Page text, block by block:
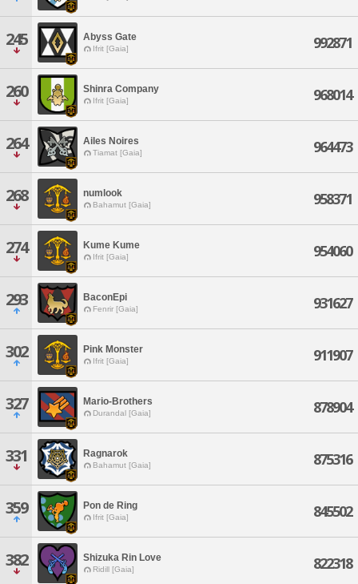
245 Abyss Gate
Ifrit [Gaia] 992871
260 Shinra Company
Ifrit [Gaia] 968014
264 Ailes Noires
Tiamat [Gaia] 964473
268 numlook
Bahamut [Gaia] 958371
274 Kume Kume
Ifrit [Gaia] 954060
293 BaconEpi
Fenrir [Gaia] 931627
302 Pink Monster
Ifrit [Gaia] 911907
327 Mario-Brothers
Durandal [Gaia] 878904
331 Ragnarok
Bahamut [Gaia] 875316
359 Pon de Ring
Ifrit [Gaia] 845502
382 Shizuka Rin Love
Ridill [Gaia] 822318